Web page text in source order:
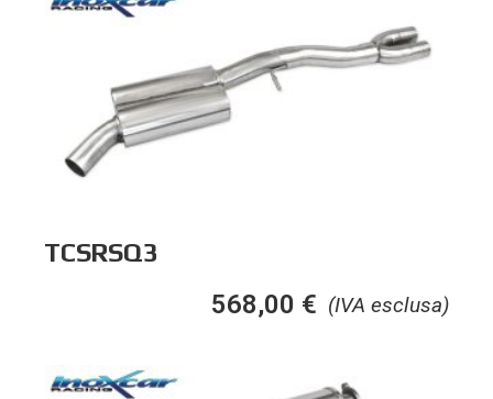
TCSRSQ3
(IVA esclusa)
568,00 €